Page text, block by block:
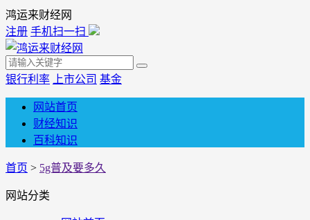
鸿运来财经网
注册 手机扫一扫
银行利率 上市公司 基金
网站首页
财经知识
百科知识
首页 > 5g普及要多久
网站分类